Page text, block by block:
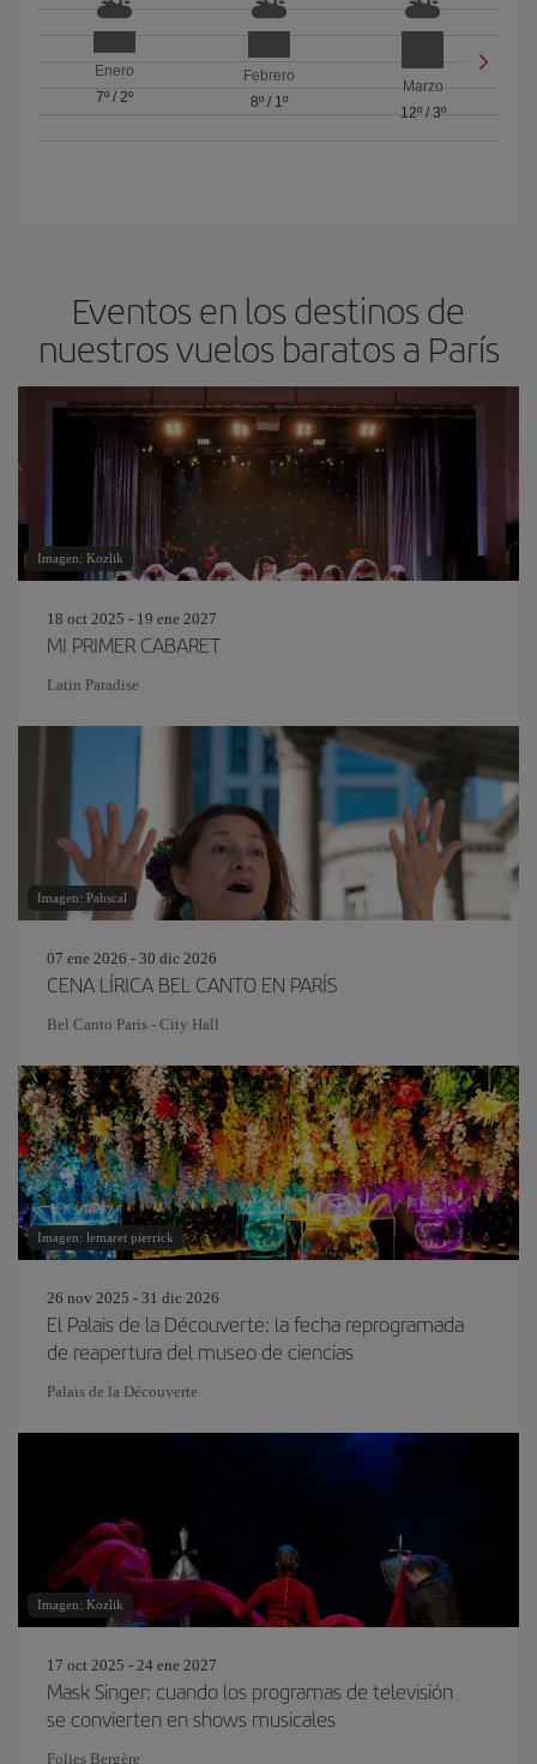
Enero
7º/ 2º
Febrero
8º/ 1º
Marzo
12º/ 3º
Eventos en los destinos de
nuestros vuelos baratos a París
Imagen: Kozlik
18 oct 2025 - 19 ene 2027
MI PRIMER CABARET
Latin Paradise
Imagen: Pabscal
07 ene 2026 - 30 dic 2026
CENA LÍRICA BEL CANTO EN PARÍS
Bel Canto Paris - City Hall
Imagen: lemaret pierrick
26 nov 2025 - 31 dic 2026
El Palais de la Découverte: la fecha reprogramada
de reapertura del museo de ciencias
Palais de la Découverte
Imagen: Kozlik
17 oct 2025 - 24 ene 2027
Mask Singer: cuando los programas de televisión
se convierten en shows musicales
Folies Bergère